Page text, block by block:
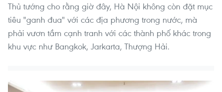
Thủ tướng cho rằng giờ đây, Hà Nội không còn đặt mục
tiêu "ganh đua" với các địa phương trong nước, mà
phải vươn tầm cạnh tranh với các thành phố khác trong
khu vực như Bangkok, Jarkarta, Thượng Hải.